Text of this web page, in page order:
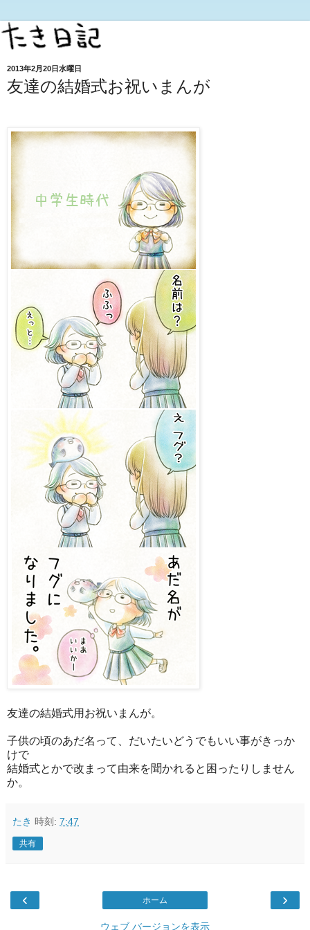
2013年2月20日水曜日
友達の結婚式お祝いまんが
友達の結婚式用お祝いまんが。
子供の頃のあだ名って、だいたいどうでもいい事がきっか
けで
結婚式とかで改まって由来を聞かれると困ったりしません
か。
たき 時刻: 7:47
共有
‹ ›
ホーム
ウェブ バージョンを表示